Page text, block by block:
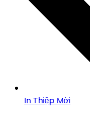
In Thiệp Mời